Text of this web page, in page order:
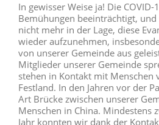
In gewisser Weise ja! Die
Bemühungen beeinträchtigt,
nicht mehr in der Lage, diese
wieder aufzunehmen,
von unserer Gemeinde aus
Mitglieder unserer Gemeinde
stehen in Kontakt mit Menschen
Festland. In den Jahren vor der
Art Brücke zwischen unserer
Menschen in China. Mindestens
Jahr konnten wir dank der